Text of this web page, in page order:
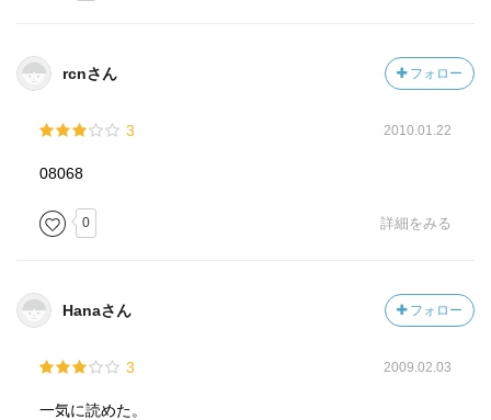
☆☆☆☆☆☆☆ 読後の個人的な満足度
共感度（空振り三振・一部・参った！）
読書の速度（時間がかかった・普通・一気に読んだ）
［ 関連図書 ］
rcnさん フォロー
3 2010.01.22
08068
0 詳細をみる
Hanaさん フォロー
3 2009.02.03
一気に読めた。